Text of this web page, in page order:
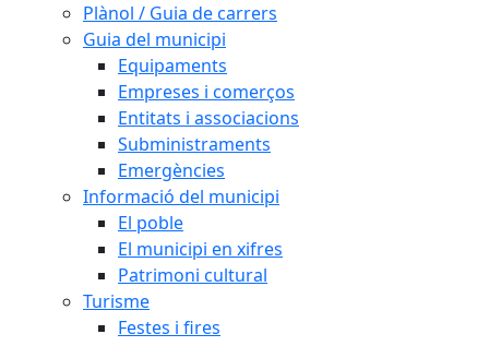
Plànol / Guia de carrers
Guia del municipi
Equipaments
Empreses i comerços
Entitats i associacions
Subministraments
Emergències
Informació del municipi
El poble
El municipi en xifres
Patrimoni cultural
Turisme
Festes i fires